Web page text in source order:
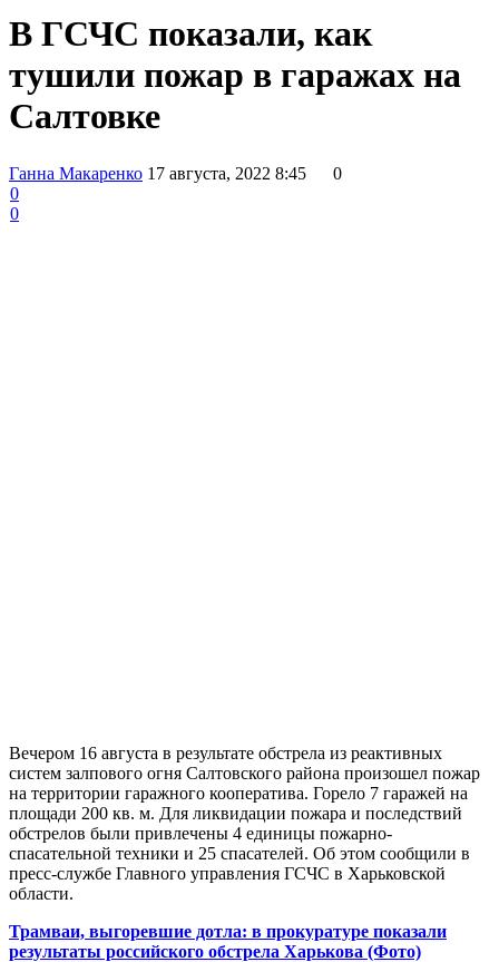
В ГСЧС показали, как
тушили пожар в гаражах на
Салтовке
Ганна Макаренко 17 августа, 2022 8:45
0
0
0
Вечером 16 августа в результате обстрела из реактивных
систем залпового огня Салтовского района произошел пожар
на территории гаражного кооператива. Горело 7 гаражей на
площади 200 кв. м. Для ликвидации пожара и последствий
обстрелов были привлечены 4 единицы пожарно-
спасательной техники и 25 спасателей. Об этом сообщили в
пресс-службе Главного управления ГСЧС в Харьковской
области.
Трамваи, выгоревшие дотла: в прокуратуре показали
результаты российского обстрела Харькова (Фото)